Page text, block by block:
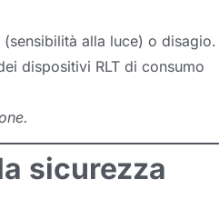
alla luce) o disagio.
dispositivi RLT di consumo
sicurezza